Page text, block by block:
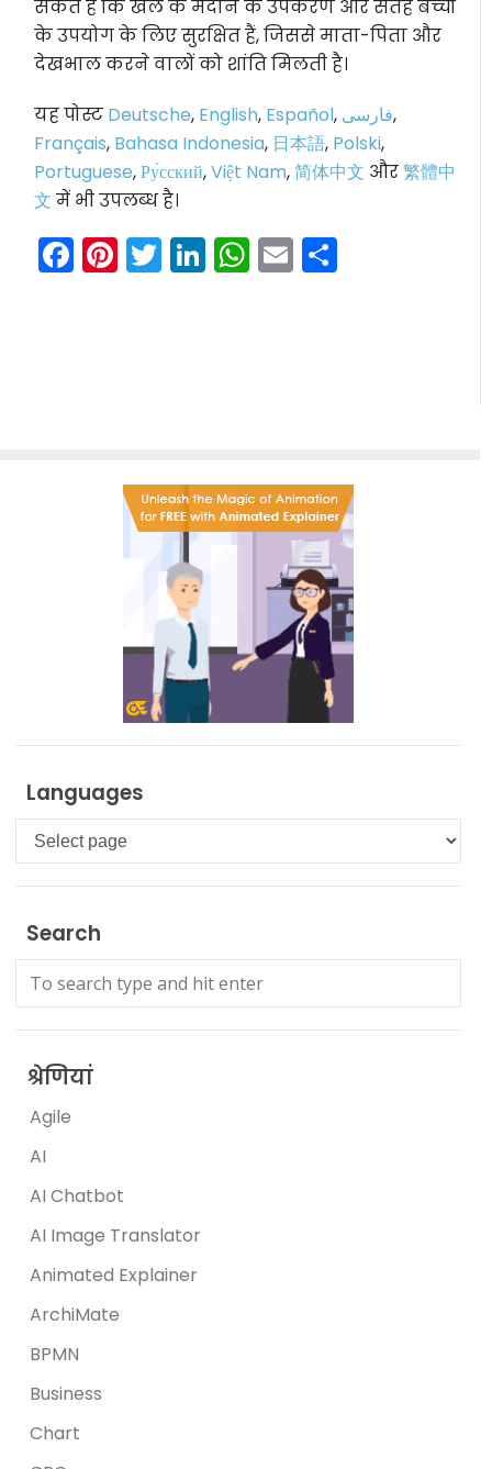
सकते हैं कि खेल के मैदान के उपकरण और सतह बच्चों
के उपयोग के लिए सुरक्षित हैं, जिससे माता-पिता और
देखभाल करने वालों को शांति मिलती है।
यह पोस्ट Deutsche, English, Español, فارسی,
Français, Bahasa Indonesia, 日本語, Polski,
Portuguese,Ру́сский,Việt Nam,简体中文 और繁體中
文 में भी उपलब्ध है।
Facebook
Pinterest
Twitter
LinkedIn
WhatsApp
Email
Languages
Languages
Search
श्रेणियां
Agile
AI
AI Chatbot
AI Image Translator
Animated Explainer
ArchiMate
BPMN
Business
Chart